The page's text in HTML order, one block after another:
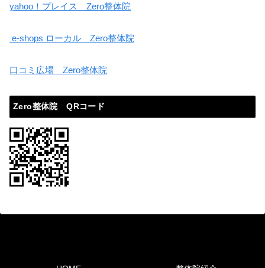
yahoo！プレイス Zero整体院
e-shops ローカル Zero整体院
口コミ広場 Zero整体院
Zero整体院 QRコード